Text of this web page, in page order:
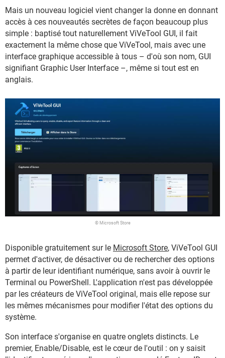
Mais un nouveau logiciel vient changer la donne en donnant
accès à ces nouveautés secrètes de façon beaucoup plus
simple : baptisé tout naturellement ViVeTool GUI, il fait
exactement la même chose que ViVeTool, mais avec une
interface graphique accessible à tous – d'où son nom, GUI
signifiant Graphic User Interface –, même si tout est en
anglais.
© Microsoft Store
Disponible gratuitement sur le Microsoft Store, ViVeTool GUI
permet d'activer, de désactiver ou de rechercher des options
à partir de leur identifiant numérique, sans avoir à ouvrir le
Terminal ou PowerShell. L'application n'est pas développée
par les créateurs de ViVeTool original, mais elle repose sur
les mêmes mécanismes pour modifier l'état des options du
système.
Son interface s'organise en quatre onglets distincts. Le
premier, Enable/Disable, est le cœur de l'outil : on y saisit